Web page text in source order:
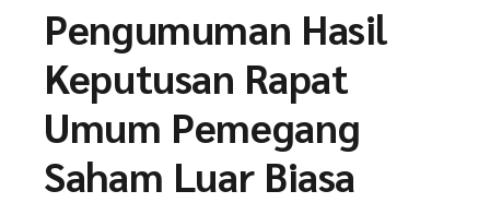
Pengumuman Hasil
Keputusan Rapat
Umum Pemegang
Saham Luar Biasa